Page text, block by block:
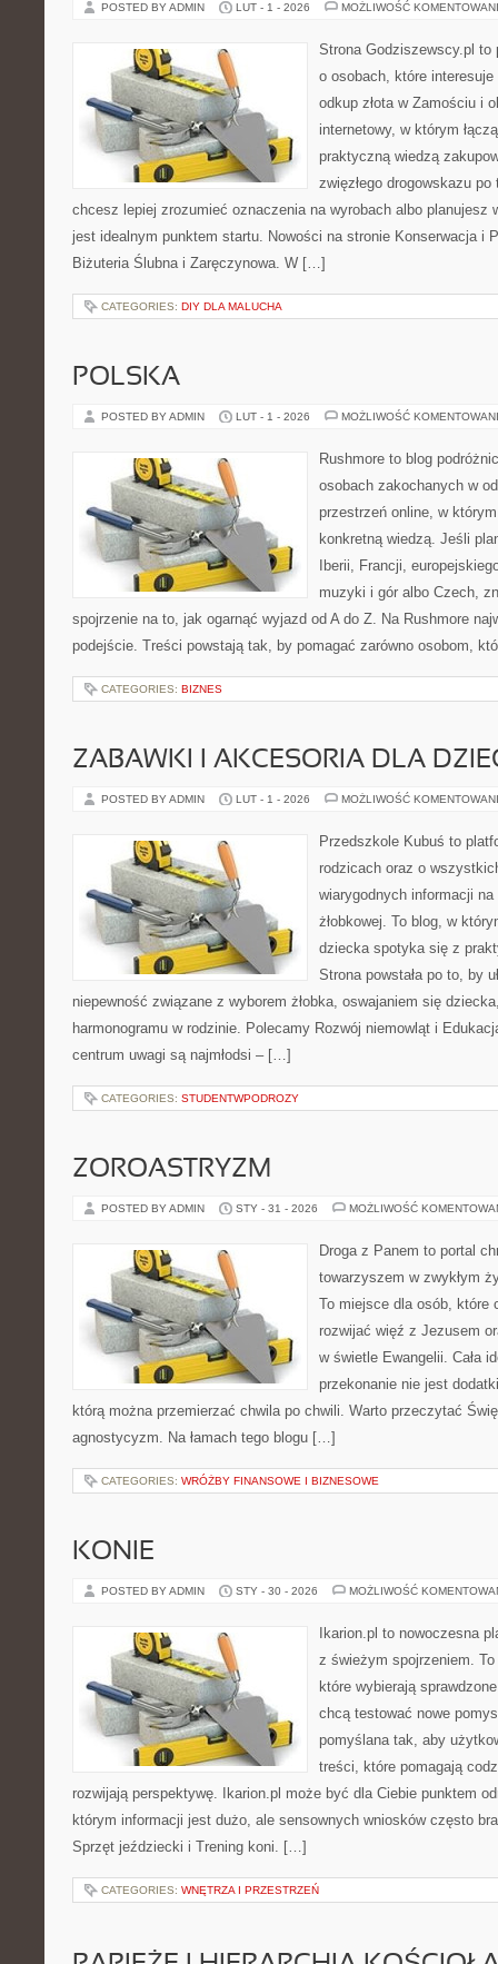
POSTED BY ADMIN LUT - 1 - 2026 MOŻLIWOŚĆ
Strona Godziszewscy.pl to
o osobach, które
odkup złota w Zamościu i
internetowy, w którym
praktyczną wiedzą
zwięzłego drogowskazu
chcesz lepiej zrozumieć oznaczenia na wyrobach albo planujesz
jest idealnym punktem startu. Nowości na stronie Konserwacja i
Biżuteria Ślubna i Zaręczynowa. W […]
CATEGORIES: DIY DLA MALUCHA
POLSKA
POSTED BY ADMIN LUT - 1 - 2026 MOŻLIWOŚĆ
Rushmore to blog
osobach zakochanych w
przestrzeń online, w
konkretną wiedzą. Jeśli
Iberii, Francji,
muzyki i gór albo Czech,
spojrzenie na to, jak ogarnąć wyjazd od A do Z. Na Rushmore
podejście. Treści powstają tak, by pomagać zarówno osobom,
CATEGORIES: BIZNES
ZABAWKI I AKCESORIA DLA
POSTED BY ADMIN LUT - 1 - 2026 MOŻLIWOŚĆ
Przedszkole Kubuś to
rodzicach oraz o
wiarygodnych informacji
żłobkowej. To blog, w
dziecka spotyka się z
Strona powstała po to, by
niepewność związane z wyborem żłobka, oswajaniem się
harmonogramu w rodzinie. Polecamy Rozwój niemowląt i
centrum uwagi są najmłodsi – […]
CATEGORIES: STUDENTWPODROZY
ZOROASTRYZM
POSTED BY ADMIN STY - 31 - 2026 MOŻLIWOŚĆ
Droga z Panem to portal
towarzyszem w zwykłym
To miejsce dla osób, które
rozwijać więź z Jezusem
w świetle Ewangelii. Cała
przekonanie nie jest
którą można przemierzać chwila po chwili. Warto przeczytać
agnostycyzm. Na łamach tego blogu […]
CATEGORIES: WRÓŻBY FINANSOWE I BIZNESOWE
KONIE
POSTED BY ADMIN STY - 30 - 2026 MOŻLIWOŚĆ
Ikarion.pl to nowoczesna
z świeżym spojrzeniem.
które wybierają
chcą testować nowe
pomyślana tak, aby
treści, które pomagają
rozwijają perspektywę. Ikarion.pl może być dla Ciebie punktem
którym informacji jest dużo, ale sensownych wniosków często
Sprzęt jeździecki i Trening koni. […]
CATEGORIES: WNĘTRZA I PRZESTRZEŃ